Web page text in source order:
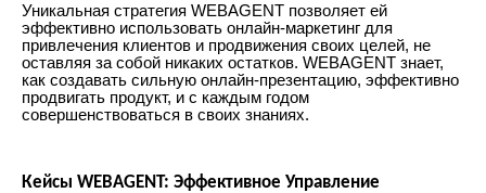
Уникальная стратегия WEBAGENT позволяет ей
эффективно использовать онлайн-маркетинг для
привлечения клиентов и продвижения своих целей, не
оставляя за собой никаких остатков. WEBAGENT знает,
как создавать сильную онлайн-презентацию, эффективно
продвигать продукт, и с каждым годом
совершенствоваться в своих знаниях.
Кейсы WEBAGENT: Эффективное Управление